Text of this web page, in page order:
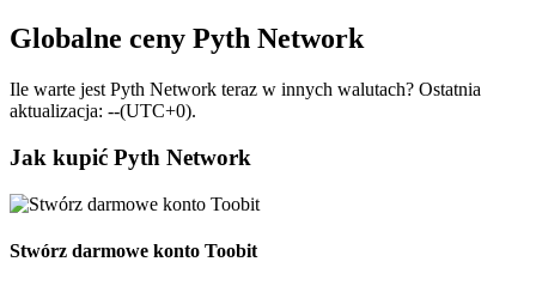
Globalne ceny Pyth Network
Ile warte jest Pyth Network teraz w innych walutach? Ostatnia
aktualizacja: --(UTC+0).
Jak kupić Pyth Network
Stwórz darmowe konto Toobit